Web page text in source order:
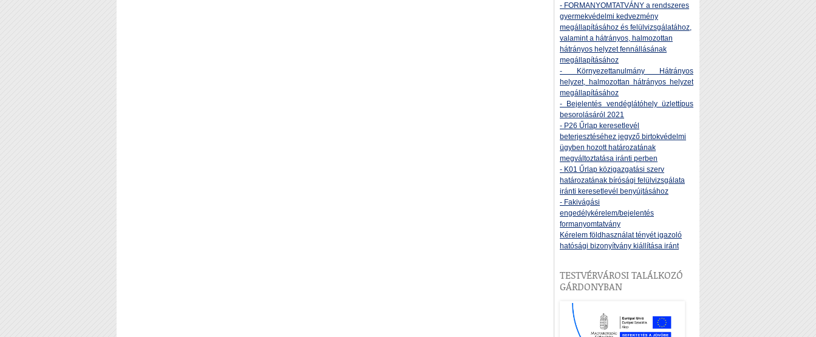
- FORMANYOMTATVÁNY a rendszeres
gyermekvédelmi kedvezmény
megállapításához és felülvizsgálatához,
valamint a hátrányos, halmozottan
hátrányos helyzet fennállásának
megállapításához
- Környezettanulmány Hátrányos
helyzet, halmozottan hátrányos helyzet
megállapításához
- Bejelentés vendéglátóhely üzlettípus
besorolásáról 2021
- P26 Űrlap keresetlevél
beterjesztéséhez jegyző birtokvédelmi
ügyben hozott határozatának
megváltoztatása iránti perben
- K01 Űrlap közigazgatási szerv
határozatának bírósági felülvizsgálata
iránti keresetlevél benyújtásához
- Fakivágási
engedélykérelem/bejelentés
formanyomtatvány
Kérelem földhasználat tényét igazoló
hatósági bizonyítvány kiállítása iránt
TESTVÉRVÁROSI TALÁLKOZÓ
GÁRDONYBAN